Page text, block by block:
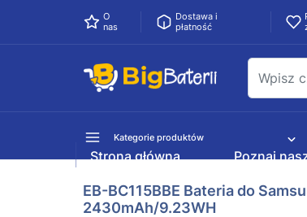
O
nas
Dostawa i
płatność
Kategorie produktów
Strona główna Poznaj
EB-BC115BBE Bateria do
2430mAh/9.23WH